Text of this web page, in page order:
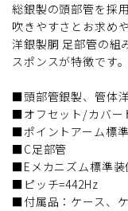
総銀製の頭部管を採
吹きやすさとお求め
洋銀製胴 足部管の組
スポンスが特徴です。
■頭部管銀製、管体
■オフセット/カバー
■ポイントアーム標
■C足部管
■Eメカニズム標準装
■ピッチ=442Hz
■付属品：ケース、